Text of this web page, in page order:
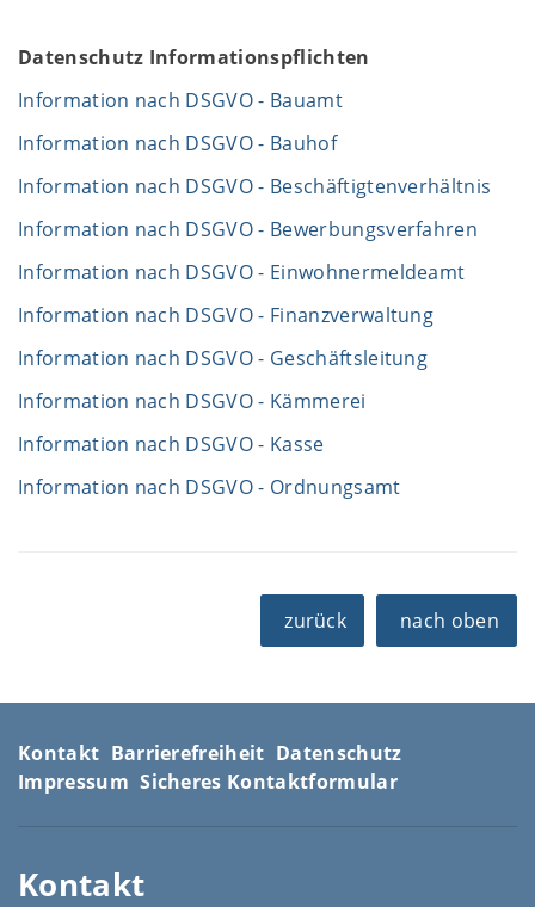
Datenschutz Informationspflichten
Information nach DSGVO - Bauamt
Information nach DSGVO - Bauhof
Information nach DSGVO - Beschäftigtenverhältnis
Information nach DSGVO - Bewerbungsverfahren
Information nach DSGVO - Einwohnermeldeamt
Information nach DSGVO - Finanzverwaltung
Information nach DSGVO - Geschäftsleitung
Information nach DSGVO - Kämmerei
Information nach DSGVO - Kasse
Information nach DSGVO - Ordnungsamt
zurück nach oben
Kontakt Barrierefreiheit Datenschutz
Impressum Sicheres Kontaktformular
Kontakt